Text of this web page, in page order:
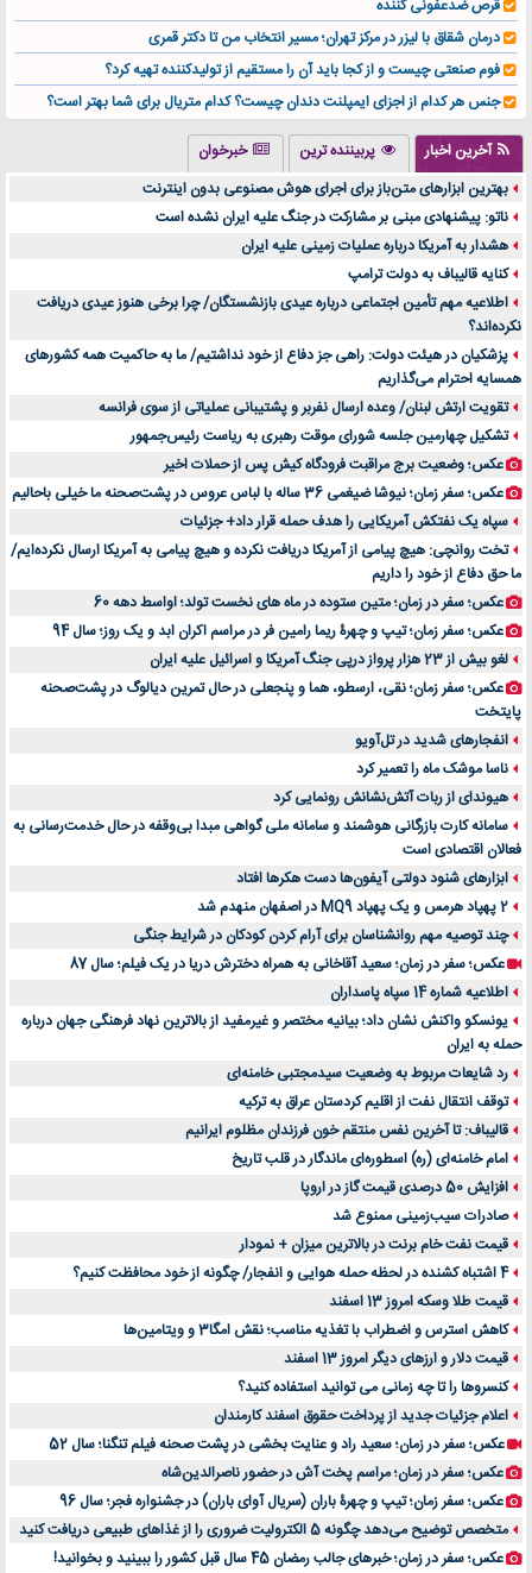
قرص ضدعفونی کننده
درمان شقاق با لیزر در مرکز تهران؛ مسیر انتخاب من تا دکتر قمری
فوم صنعتی چیست و از کجا باید آن را مستقیم از تولیدکننده تهیه کرد؟
جنس هر کدام از اجزای ایمپلنت دندان چیست؟ کدام متریال برای شما بهتر است؟
تولید لیوان کاغذی یک کسب‌ و کار پر سود و رو‌ به‌ رشد در بازار ایران
درد زانو بعد از تمرین با تردمیل؟ شاید مشکل از این انتخاب باشد
آینده موسیقی هم‌اکنون در اینجاست
بهترین راه تبلیغات کلینیک زیبایی و افزایش مشتری کدام است؟
مقایسه قالب آسترا با وودمارت و فلت‌سام (فارسی)
خرید سمعک کارکرده یا دست دوم | نکات مهم قبل از تصمیم‌گیری
خرید و فروش قطعات سرور دست دوم در ماهان شبکه ایرانیان
اهمیت انتخاب بهترین وکیل در سعادت آباد برای پرونده‌های حساس و کلان
لیفتراک صفر؛ راهنمای جامع خرید، قیمت و فروش در ایران
راهنمای جامع بهترین کفش ورزشی برای دویدن و استفاده روزمره | بررسی ۱۲ مدل برتر
آخرین اخبار پربیننده ترین
خبرخوان
بهترین ابزارهای متن‌باز برای اجرای هوش مصنوعی بدون اینترنت
ناتو: پیشنهادی مبنی بر مشارکت در جنگ علیه ایران نشده است
هشدار به آمریکا درباره عملیات زمینی علیه ایران
کنایه قالیباف به دولت ترامپ
اطلاعیه مهم تأمین اجتماعی درباره عیدی بازنشستگان/ چرا برخی هنوز عیدی دریافت
نکرده‌اند؟
پزشکیان در هیئت دولت: راهی جز دفاع از خود نداشتیم/ ما به حاکمیت همه کشورهای
همسایه احترام می‌گذاریم
تقویت ارتش لبنان/ وعده ارسال نفربر و پشتیبانی عملیاتی از سوی فرانسه
تشکیل چهارمین جلسه شورای موقت رهبری به ریاست رئیس‌جمهور
عکس؛ وضعیت برج مراقبت فرودگاه کیش پس از حملات اخیر
عکس؛ سفر زمان؛ نیوشا ضیغمی 36 ساله با لباس عروس در پشت‌صحنه ما خیلی باحالیم
سپاه یک نفتکش آمریکایی را هدف حمله قرار داد+ جزئیات
تخت روانچی: هیچ پیامی از آمریکا دریافت نکرده و هیچ پیامی به آمریکا ارسال نکرده‌ایم/
ما حق دفاع از خود را داریم
عکس؛ سفر در زمان؛ متین ستوده در ماه های نخست تولد؛ اواسط دهه 60
عکس؛ سفر زمان؛ تیپ و چهرۀ ریما رامین فر در مراسم اکران ابد و یک روز؛ سال 94
لغو بیش از 23 هزار پرواز درپی جنگ آمریکا و اسرائیل علیه ایران
عکس؛ سفر زمان؛ نقی، ارسطو، هما و پنجعلی در حال تمرین دیالوگ در پشت‌صحنه
پایتخت
انفجارهای شدید در تل‌آویو
ناسا موشک ماه را تعمیر کرد
هیوندای از ربات آتش‌نشانش رونمایی کرد
سامانه کارت بازرگانی هوشمند و سامانه ملی گواهی مبدا بی‌وقفه در حال خدمت‌رسانی به
فعالان اقتصادی است
ابزارهای شنود دولتی آیفون‌ها دست هکرها افتاد
2 پهپاد هرمس و یک پهپاد MQ9 در اصفهان منهدم شد
چند توصیه مهم روانشناسان برای آرام کردن کودکان در شرایط جنگی
عکس؛ سفر در زمان؛ سعید آقاخانی به همراه دخترش دریا در یک فیلم؛ سال 87
اطلاعیه شماره 14 سپاه پاسداران
یونسکو واکنش نشان داد؛ بیانیه مختصر و غیرمفید از بالاترین نهاد فرهنگی جهان درباره
حمله به ایران
رد شایعات مربوط به وضعیت سیدمجتبی خامنه‌ای
توقف انتقال نفت از اقلیم کردستان عراق به ترکیه
قالیباف: تا آخرین نفس منتقم خون فرزندان مظلوم ایرانیم
امام خامنه‌ای (ره) اسطوره‌ای ماندگار در قلب تاریخ
افزایش 50 درصدی قیمت گاز در اروپا
صادرات سیب‌زمینی ممنوع شد
قیمت نفت خام برنت در بالاترین میزان + نمودار
4 اشتباه کشنده در لحظه حمله هوایی و انفجار/ چگونه از خود محافظت کنیم؟
قیمت طلا وسکه امروز 13 اسفند
کاهش استرس و اضطراب با تغذیه مناسب؛ نقش امگا3 و ویتامین‌ها
قیمت دلار و ارزهای دیگر امروز 13 اسفند
کنسروها را تا چه زمانی می توانید استفاده کنید؟
اعلام جزئیات جدید از پرداخت حقوق اسفند کارمندان
عکس؛ سفر در زمان؛ سعید راد و عنایت بخشی در پشت صحنه فیلم تنگنا؛ سال 52
عکس؛ سفر در زمان؛ مراسم پخت آش در حضور ناصرالدین‌شاه
عکس؛ سفر زمان؛ تیپ و چهرۀ باران (سریال آوای باران) در جشنواره فجر؛ سال 96
متخصص توضیح می‌دهد چگونه 5 الکترولیت ضروری را از غذاهای طبیعی دریافت کنید
عکس؛ سفر در زمان؛ خبرهای جالب رمضان 45 سال قبل کشور را ببینید و بخوانید!